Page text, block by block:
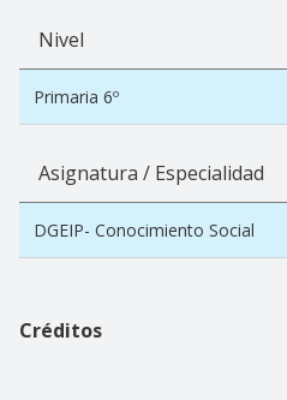
Nivel
Primaria 6º
Asignatura / Especialidad
DGEIP- Conocimiento Social
Créditos